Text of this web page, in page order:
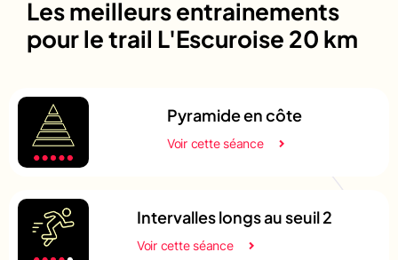
Les meilleurs entrainements
pour le trail L'Escuroise 20 km
Pyramide en côte
Voir cette séance
Intervalles longs au seuil 2
Voir cette séance